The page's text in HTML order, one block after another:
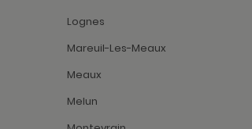
Lognes
Mareuil-Les-Meaux
Meaux
Melun